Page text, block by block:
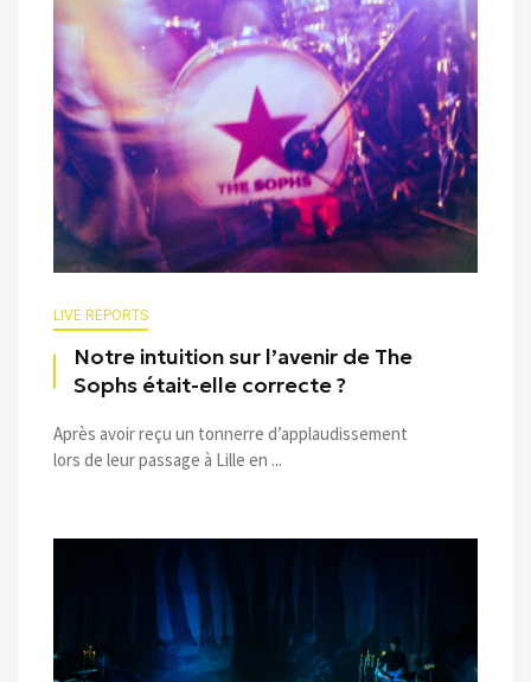
LIVE REPORTS
Notre intuition sur l’avenir de The
Sophs était-elle correcte ?
Après avoir reçu un tonnerre d’applaudissement
lors de leur passage à Lille en ...